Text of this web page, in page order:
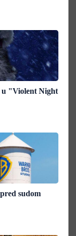
u "Violent Night
sudom